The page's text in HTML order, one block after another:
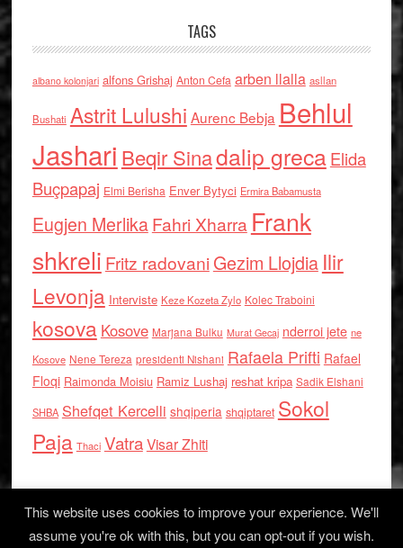
TAGS
albano kolonjari alfons Grishaj Anton Cefa arben llalla asllan
Bushati Astrit Lulushi Aurenc Bebja Behlul
Jashari Beqir Sinadalip grecaElida
Buçpapaj Elmi Berisha Enver Bytyci Ermira Babamusta
Eugjen MerlikaFahri Xharra Frank
shkreli Fritz radovaniGezim Llojdia Ilir
Levonja Interviste Keze Kozeta Zylo Kolec Traboini
kosova Kosove Marjana Bulku Murat Gecaj nderroi jete ne
Kosove Nene Tereza presidenti Nishani Rafaela Prifti Rafael
Floqi Raimonda Moisiu Ramiz Lushaj reshat kripa Sadik Elshani
SHBA Shefqet Kercelli shqiperia shqiptaret Sokol
Paja Thaci VatraVisar Zhiti
This website uses cookies to improve your experience. We'll
assume you're ok with this, but you can opt-out if you wish.